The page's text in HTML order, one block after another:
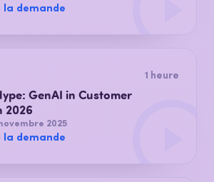
la demande
1 heure
GenAI in Customer
2026
2025
la demande